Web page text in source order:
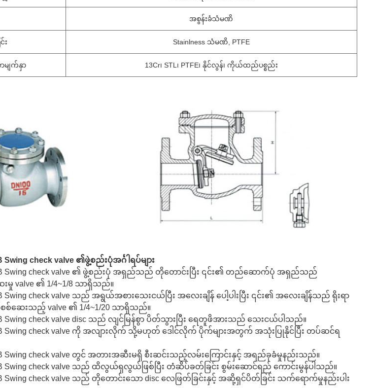
အစွန်းခံသံမဏိ
း Stainlness သံမဏိ, PTFE
ျက်နှာ 13Cr၊ STL၊ PTFE၊ နိုင်လွန်၊ ကိုယ်ထည်ပစ္စည်း
check valve ၏ဖွဲ့စည်းပုံအင်္ဂါရပ်များ
Swing check valve ၏ ဖွဲ့စည်းပုံ အရှည်သည် တိုတောင်းပြီး ၎င်း၏ တည်ဆောက်ပုံ အရှည်သည်
မှု valve ၏ 1/4~1/8 သာရှိသည်။
check valve သည် အရွယ်အစားသေးငယ်ပြီး အလေးချိန် ပေါ့ပါးပြီး ၎င်း၏ အလေးချိန်သည် ရိုးရာ
စစ်ဆေးသည့် valve ၏ 1/4~1/20 သာရှိသည်။
Swing check valve disc သည် လျင်မြန်စွာ ပိတ်သွားပြီး ရေတူဖိအားသည် သေးငယ်ပါသည်။
Swing check valve ကို အလျားလိုက် သို့မဟုတ် ဒေါင်လိုက် ပိုက်များအတွက် အသုံးပြုနိုင်ပြီး တပ်ဆင်ရ
Swing check valve တွင် အတားအဆီးမရှိ စီးဆင်းသည့်လမ်းကြောင်းနှင့် အရည်ခုခံမှုနည်းသည်။
Swing check valve သည် ထိလွယ်ရှလွယ်ဖြစ်ပြီး တံဆိပ်ခတ်ခြင်း စွမ်းဆောင်ရည် ကောင်းမွန်ပါသည်။
Swing check valve သည် တိုတောင်းသော disc လေဖြတ်ခြင်းနှင့် အဆို့ရှင်ပိတ်ခြင်း သက်ရောက်မှုနည်းပါး